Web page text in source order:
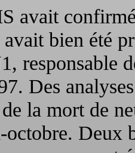
avait
bien été
responsable
Des
la mort de
Deux